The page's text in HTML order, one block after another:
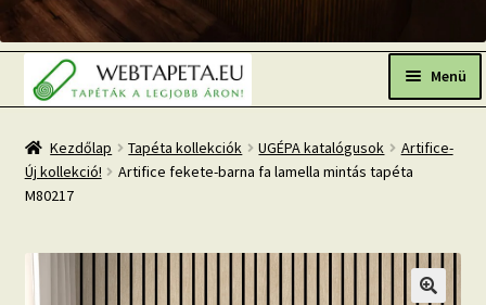
Ugrás
a
navigációhoz
Kilépés
a
tartalomba Menü
Népszerű tapéták
Kezdőlap Tapéta kollekciók UGÉPA katalógusok
Artifice-
Új kollekció!
Artifice fekete-barna fa lamella mintás tapéta
M80217